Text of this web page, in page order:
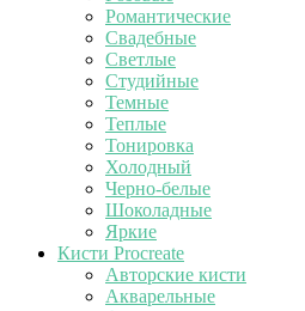
Романтические
Свадебные
Светлые
Студийные
Темные
Теплые
Тонировка
Холодный
Черно-белые
Шоколадные
Яркие
Кисти Procreate
Авторские кисти
Акварельные